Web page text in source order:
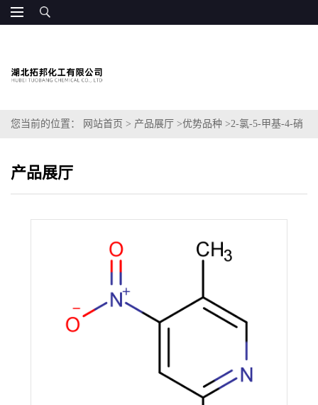
您当前的位置： 网站首页 > 产品展厅 >优势品种 >2-氯-5-甲基-4-硝
产品展厅